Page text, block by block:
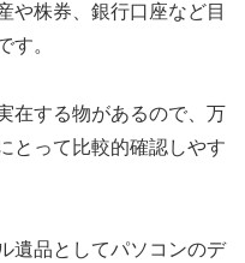
や株券、銀行口座など目
す。
在する物があるので、万
とって比較的確認しやす
遺品としてパソコンのデ